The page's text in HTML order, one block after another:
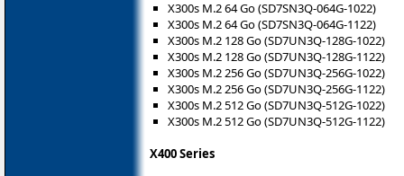
X300s M.2 64 Go (SD7SN3Q-064G-1022)
X300s M.2 64 Go (SD7SN3Q-064G-1122)
X300s M.2 128 Go (SD7UN3Q-128G-1022)
X300s M.2 128 Go (SD7UN3Q-128G-1122)
X300s M.2 256 Go (SD7UN3Q-256G-1022)
X300s M.2 256 Go (SD7UN3Q-256G-1122)
X300s M.2 512 Go (SD7UN3Q-512G-1022)
X300s M.2 512 Go (SD7UN3Q-512G-1122)
X400 Series